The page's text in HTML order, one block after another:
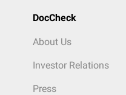
DocCheck
About Us
Investor Relations
Press